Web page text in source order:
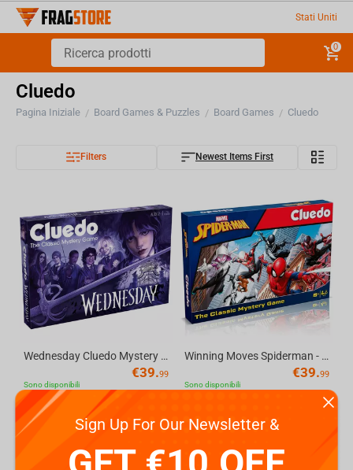
Stati Uniti
0
Cluedo
Pagina Iniziale / Board Games & Puzzles / Board Games / Cluedo
Filters Newest Items First
Wednesday Cluedo Mystery Board Game English
€39.99
Sono disponibili
Winning Moves Spiderman - Cluedo English
€39.99
Sono disponibili
Sign Up For Our Newsletter &